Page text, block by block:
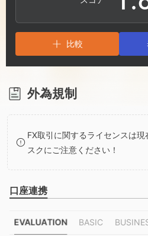
2
3
5
6
7
比較
外為規制
FX取引に関するライセンスは
スクにご注意ください！
口座連携
EVALUATION BASIC